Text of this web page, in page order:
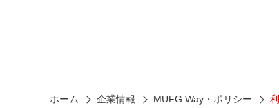
ホーム 企業情報 MUFG Way・ポリシー